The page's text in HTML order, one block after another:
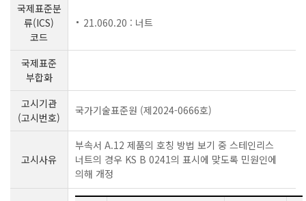
국제표준분
류(ICS)
코드
21.060.20 : 너트
국제표준
부합화
고시기관
(고시번호)
국가기술표준원 (제2024-0666호)
고시사유
부속서 A.12 제품의 호칭 방법 보기 중 스테인리스
너트의 경우 KS B 0241의 표시에 맞도록 민원인에
의해 개정